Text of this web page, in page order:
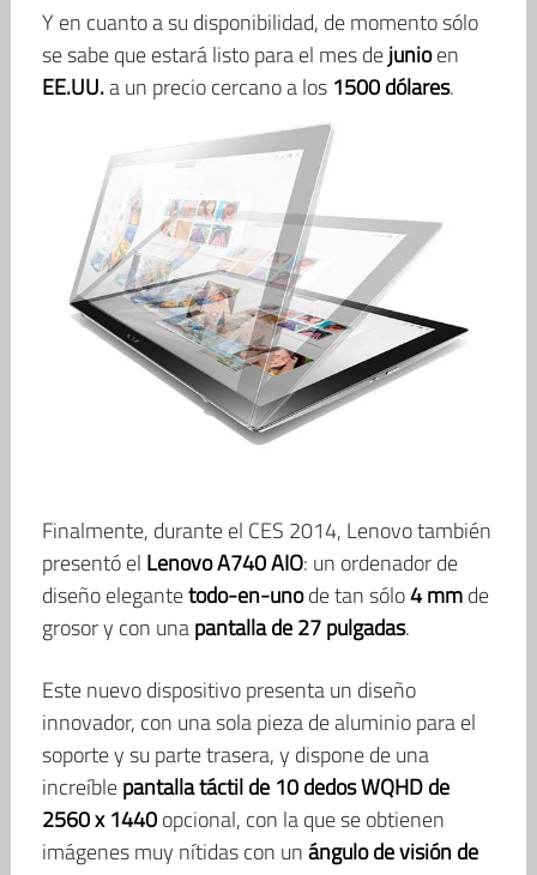
Y en cuanto a su disponibilidad, de momento sólo
se sabe que estará listo para el mes dejunioen
EE.UU.a un precio cercano a los 1500 dólares.
Finalmente, durante el CES 2014, Lenovo también
presentó el Lenovo A740 AIO: un ordenador de
diseño elegantetodo-en-unode tan sólo4 mmde
grosor y con unapantalla de 27 pulgadas.
Este nuevo dispositivo presenta un diseño
innovador, con una sola pieza de aluminio para el
soporte y su parte trasera, y dispone de una
increíblepantalla táctil de 10 dedos WQHD de
2560 x 1440opcional, con la que se obtienen
imágenes muy nítidas con unángulo de visión de